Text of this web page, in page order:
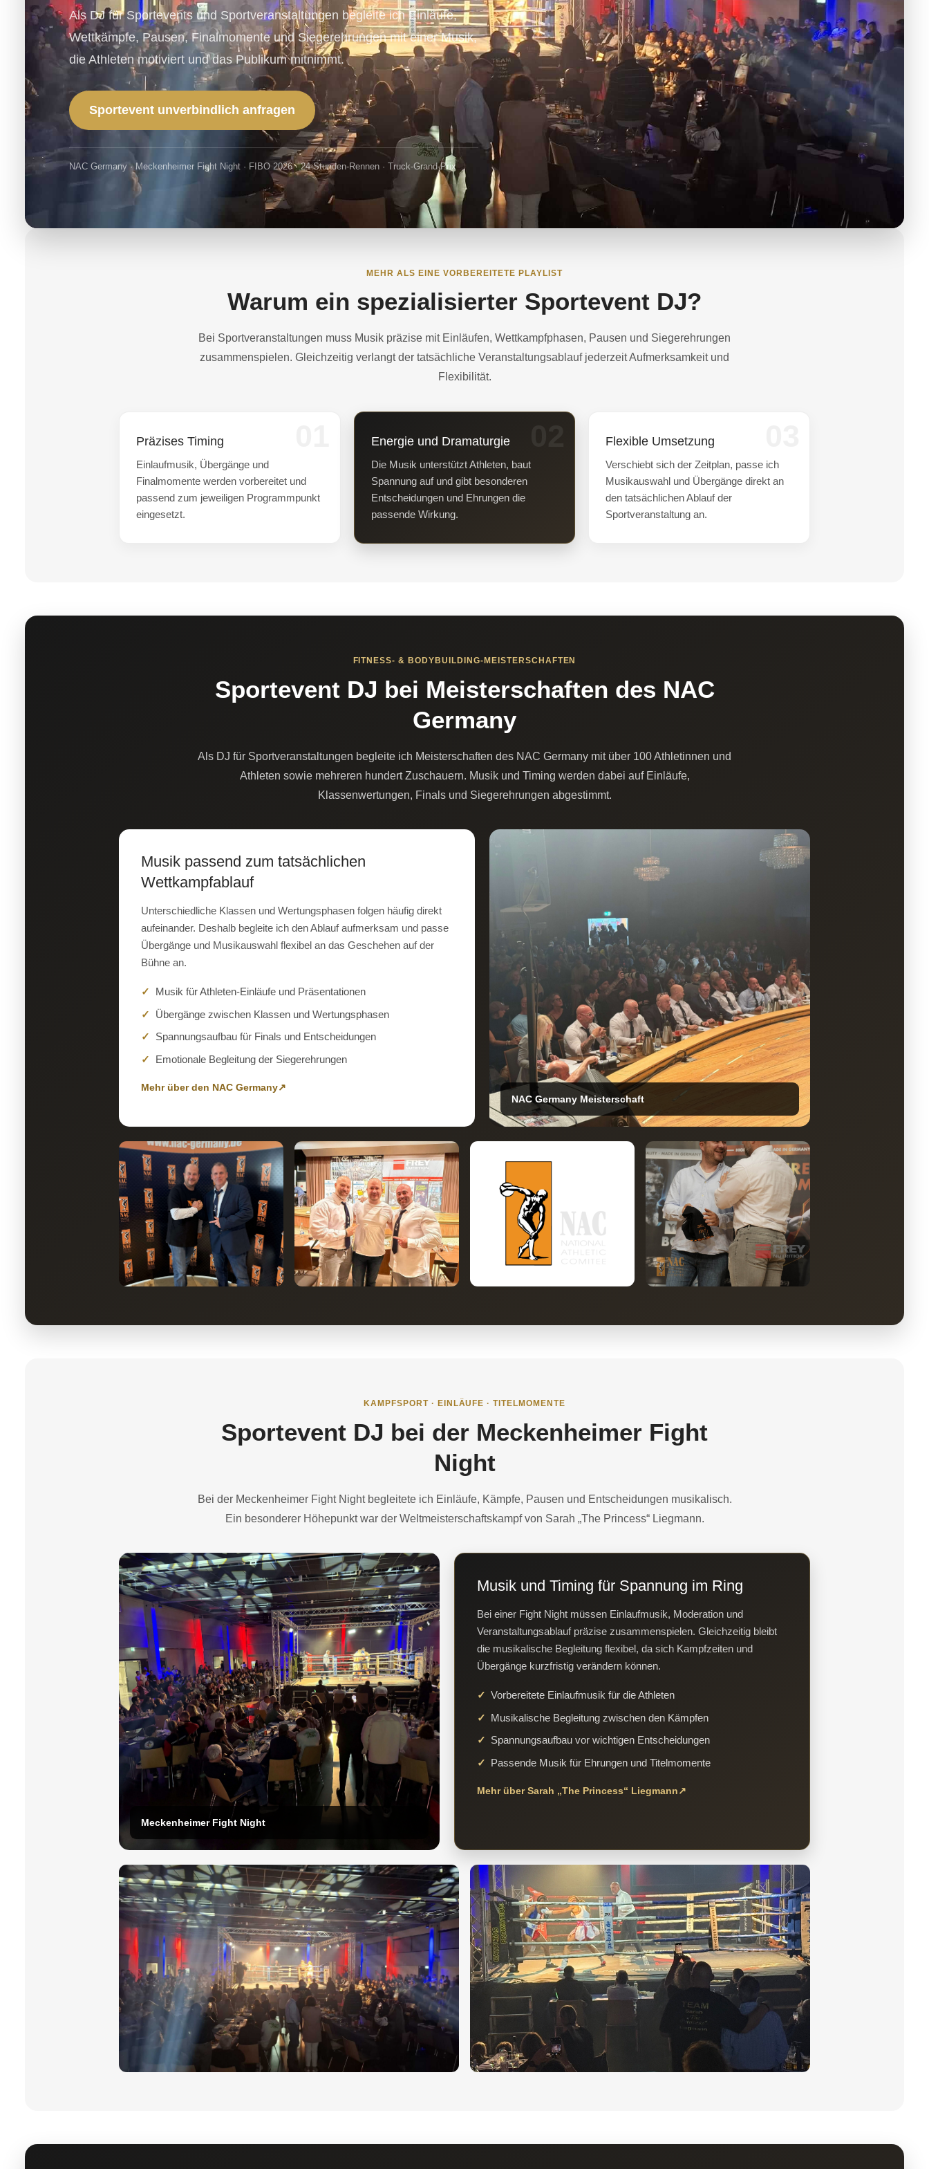
Als DJ für Sportevents und Sportveranstaltungen begleite ich Einläufe,
Wettkämpfe, Pausen, Finalmomente und Siegerehrungen mit einer Musik,
die Athleten motiviert und das Publikum mitnimmt.
Sportevent unverbindlich anfragen
NAC Germany · Meckenheimer Fight Night · FIBO 2026 · 24-Stunden-Rennen · Truck-Grand-Prix
MEHR ALS EINE VORBEREITETE PLAYLIST
Warum ein spezialisierter Sportevent DJ?
Bei Sportveranstaltungen muss Musik präzise mit Einläufen, Wettkampfphasen, Pausen und Siegerehrungen
zusammenspielen. Gleichzeitig verlangt der tatsächliche Veranstaltungsablauf jederzeit Aufmerksamkeit und
Flexibilität.
Präzises Timing
Einlaufmusik, Übergänge und
Finalmomente werden vorbereitet und
passend zum jeweiligen Programmpunkt
eingesetzt.
Energie und Dramaturgie
Die Musik unterstützt Athleten, baut
Spannung auf und gibt besonderen
Entscheidungen und Ehrungen die
passende Wirkung.
Flexible Umsetzung
Verschiebt sich der Zeitplan, passe ich
Musikauswahl und Übergänge direkt an
den tatsächlichen Ablauf der
Sportveranstaltung an.
FITNESS- & BODYBUILDING-MEISTERSCHAFTEN
Sportevent DJ bei Meisterschaften des NAC
Germany
Als DJ für Sportveranstaltungen begleite ich Meisterschaften des NAC Germany mit über 100 Athletinnen und
Athleten sowie mehreren hundert Zuschauern. Musik und Timing werden dabei auf Einläufe,
Klassenwertungen, Finals und Siegerehrungen abgestimmt.
Musik passend zum tatsächlichen
Wettkampfablauf
Unterschiedliche Klassen und Wertungsphasen folgen häufig direkt
aufeinander. Deshalb begleite ich den Ablauf aufmerksam und passe
Übergänge und Musikauswahl flexibel an das Geschehen auf der
Bühne an.
Musik für Athleten-Einläufe und Präsentationen
Übergänge zwischen Klassen und Wertungsphasen
Spannungsaufbau für Finals und Entscheidungen
Emotionale Begleitung der Siegerehrungen
Mehr über den NAC Germany↗
NAC Germany Meisterschaft
KAMPFSPORT · EINLÄUFE · TITELMOMENTE
Sportevent DJ bei der Meckenheimer Fight
Night
Bei der Meckenheimer Fight Night begleitete ich Einläufe, Kämpfe, Pausen und Entscheidungen musikalisch.
Ein besonderer Höhepunkt war der Weltmeisterschaftskampf von Sarah „The Princess“ Liegmann.
Meckenheimer Fight Night
Musik und Timing für Spannung im Ring
Bei einer Fight Night müssen Einlaufmusik, Moderation und
Veranstaltungsablauf präzise zusammenspielen. Gleichzeitig bleibt
die musikalische Begleitung flexibel, da sich Kampfzeiten und
Übergänge kurzfristig verändern können.
Vorbereitete Einlaufmusik für die Athleten
Musikalische Begleitung zwischen den Kämpfen
Spannungsaufbau vor wichtigen Entscheidungen
Passende Musik für Ehrungen und Titelmomente
Mehr über Sarah „The Princess“ Liegmann↗